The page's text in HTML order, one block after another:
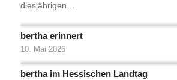
diesjährigen…
bertha erinnert
10. Mai 2026
bertha im Hessischen Landtag